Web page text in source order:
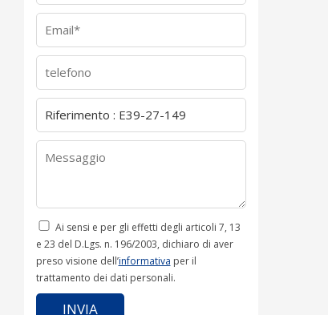
Ai sensi e per gli effetti degli articoli 7, 13
e 23 del D.Lgs. n. 196/2003, dichiaro di aver
preso visione dell’informativa per il
trattamento dei dati personali.